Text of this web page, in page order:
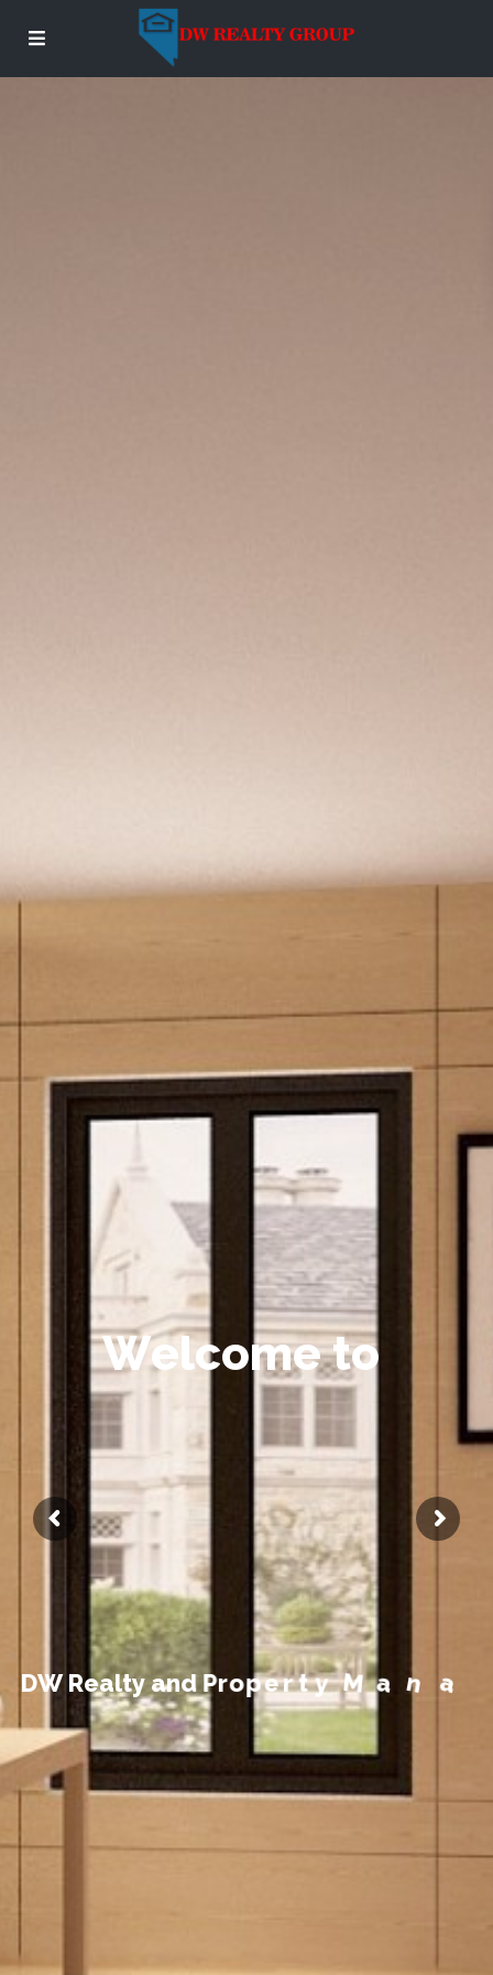
Welcome to
DW Realtyand PropertyManag em en